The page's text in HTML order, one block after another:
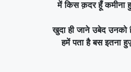
में किस क़दर हूँ कमीना
खुदा ही जाने उबेद उनको
हमें पता है बस इतना